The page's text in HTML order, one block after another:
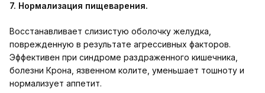
7. Нормализация пищеварения.
Восстанавливает слизистую оболочку желудка,
поврежденную в результате агрессивных факторов.
Эффективен при синдроме раздраженного кишечника,
болезни Крона, язвенном колите, уменьшает тошноту и
нормализует аппетит.